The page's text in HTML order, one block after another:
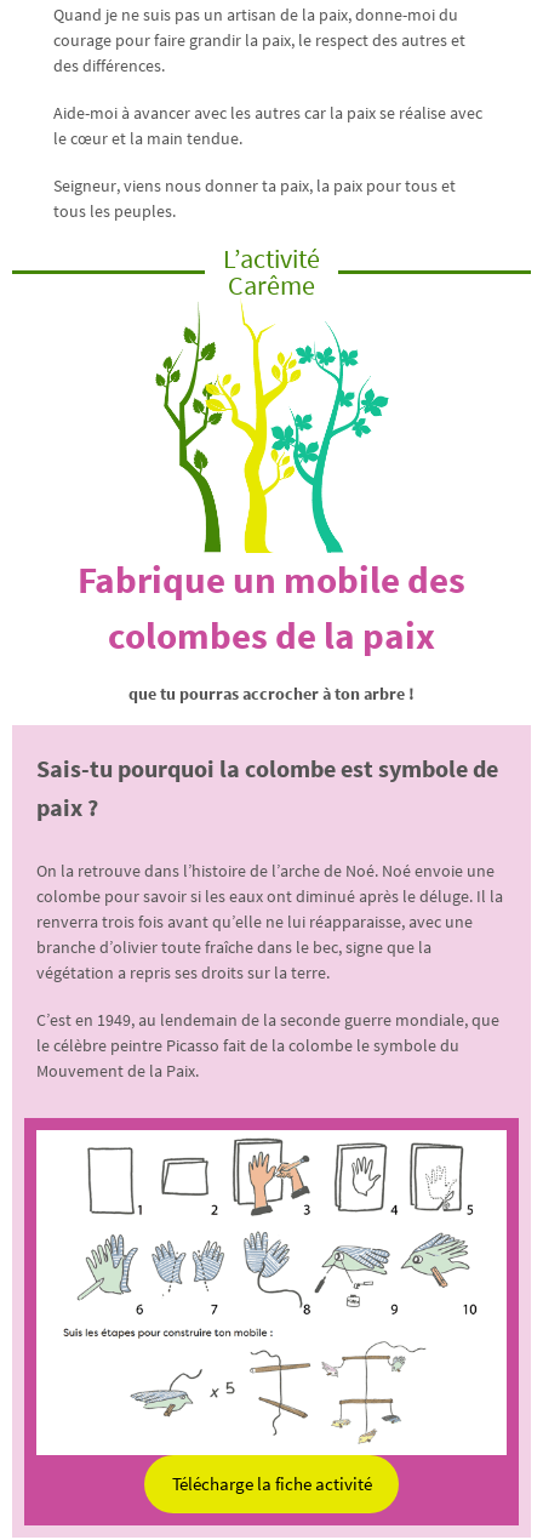
Quand je ne suis pas un artisan de la paix, donne-moi du
courage pour faire grandir la paix, le respect des autres et
des différences.
Aide-moi à avancer avec les autres car la paix se réalise avec
le cœur et la main tendue.
Seigneur, viens nous donner ta paix, la paix pour tous et
tous les peuples.
L’activité
Carême
Fabrique un mobile des
colombes de la paix
que tu pourras accrocher à ton arbre !
Sais-tu pourquoi la colombe est symbole de
paix ?
On la retrouve dans l’histoire de l’arche de Noé. Noé envoie une
colombe pour savoir si les eaux ont diminué après le déluge. Il la
renverra trois fois avant qu’elle ne lui réapparaisse, avec une
branche d’olivier toute fraîche dans le bec, signe que la
végétation a repris ses droits sur la terre.
C’est en 1949, au lendemain de la seconde guerre mondiale, que
le célèbre peintre Picasso fait de la colombe le symbole du
Mouvement de la Paix.
Télécharge la fiche activité